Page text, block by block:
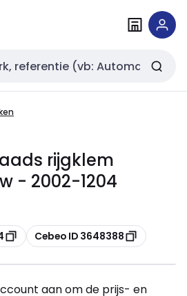
rijgklem
- 2002-1204
Kopiëren
Cebeo ID 3648388
aan om de prijs- en